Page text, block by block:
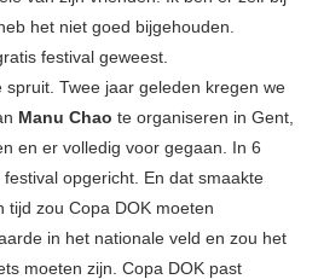
het niet goed bijgehouden.
festival geweest.
spruit. Twee jaar geleden kregen we
Manu Chao te organiseren in Gent,
en er volledig voor gegaan. In 6
opgericht. En dat smaakte
tijd zou Copa DOK moeten
in het nationale veld en zou het
moeten zijn. Copa DOK past